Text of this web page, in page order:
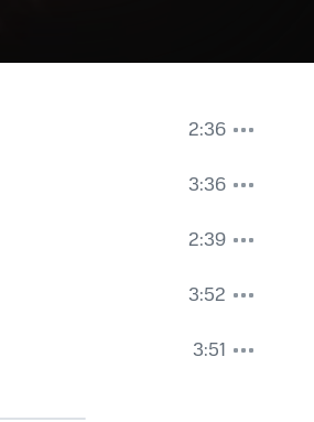
2:36
3:36
2:39
3:52
3:51